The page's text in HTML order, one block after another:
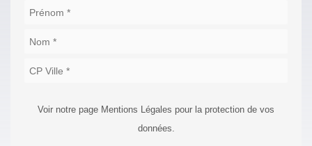
Voir notre page Mentions Légales pour la protection de vos
données.